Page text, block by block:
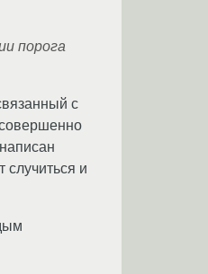
порога
с
случиться и